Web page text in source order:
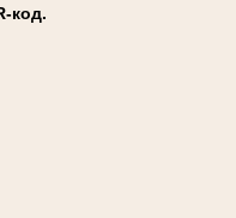
код.